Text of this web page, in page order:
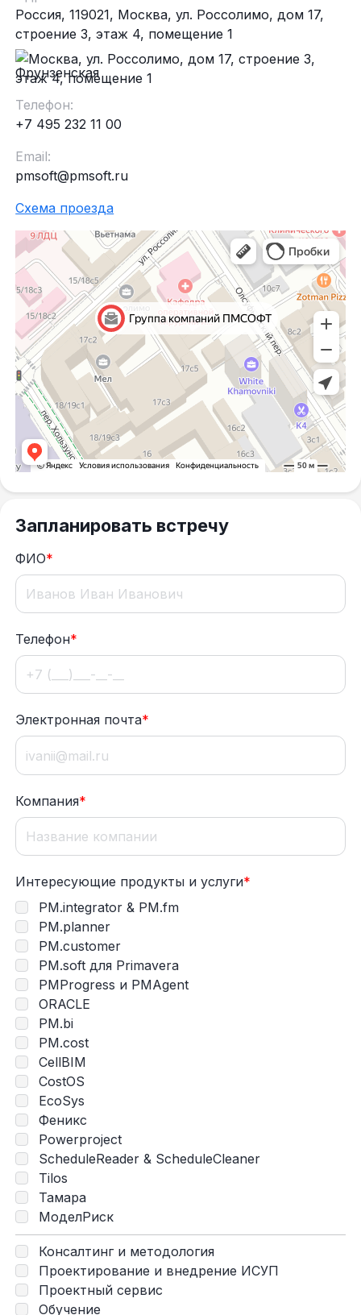
Россия, 119021, Москва, ул. Россолимо, дом 17,
строение 3, этаж 4, помещение 1
Фрунзенская
Телефон:
+7 495 232 11 00
Email:
pmsoft@pmsoft.ru
Схема проезда
Запланировать встречу
ФИО*
Телефон*
Электронная почта*
Компания*
Интересующие продукты и услуги*
PM.integrator & PM.fm
PM.planner
PM.customer
PM.soft для Primavera
PMProgress и PMAgent
ORACLE
PM.bi
PM.cost
CellBIM
CostOS
EcoSys
Феникс
Powerproject
ScheduleReader & ScheduleCleaner
Tilos
Тамара
МоделРиск
Консалтинг и методология
Проектирование и внедрение ИСУП
Проектный сервис
Обучение